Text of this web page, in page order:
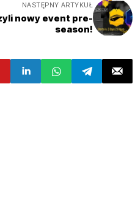
NASTĘPNY ARTYKUŁ
nowy event pre-
season!